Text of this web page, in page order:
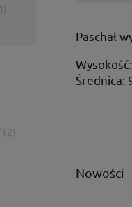
Paschał
Średnica:
Nowości